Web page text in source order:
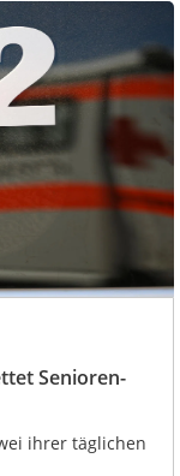
Senioren-
ihrer täglichen